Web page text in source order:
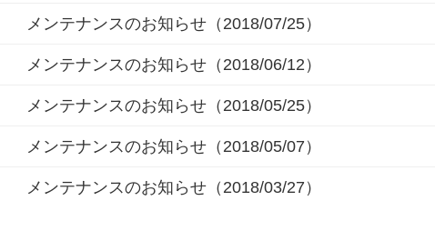
メンテナンスのお知らせ（2018/07/25）
メンテナンスのお知らせ（2018/06/12）
メンテナンスのお知らせ（2018/05/25）
メンテナンスのお知らせ（2018/05/07）
メンテナンスのお知らせ（2018/03/27）